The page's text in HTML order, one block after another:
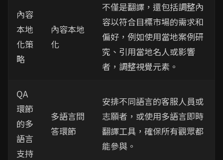
內容
本地
化策
略
內容本地
化
不僅是翻譯，還包括調整內
容以符合目標市場的需求和
偏好，例如使用當地案例研
究、引用當地名人或影響
者，調整視覺元素。
QA
環節
的多
語言
支持
多語言問
答環節
安排不同語言的客服人員或
志願者，或使用多語言即時
翻譯工具，確保所有觀眾都
能參與。